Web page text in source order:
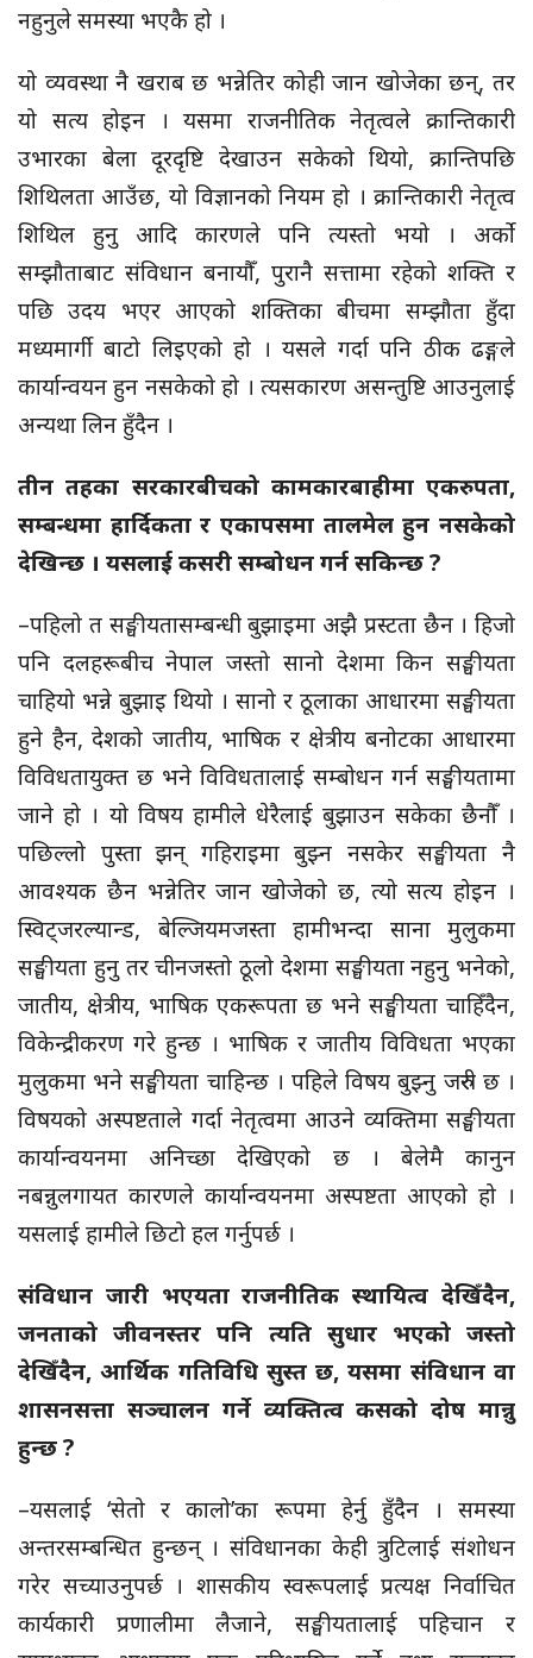
नहुनुले समस्या भएकै हो ।
यो व्यवस्था नै खराब छ भन्नेतिर कोही जान खोजेका छन्, तर
यो सत्य होइन । यसमा राजनीतिक नेतृत्वले क्रान्तिकारी
उभारका बेला दूरदृष्टि देखाउन सकेको थियो, क्रान्तिपछि
शिथिलता आउँछ, यो विज्ञानको नियम हो । क्रान्तिकारी नेतृत्व
शिथिल हुनु आदि कारणले पनि त्यस्तो भयो । अर्को
सम्झौताबाट संविधान बनायौँ, पुरानै सत्तामा रहेको शक्ति र
पछि उदय भएर आएको शक्तिका बीचमा सम्झौता हुँदा
मध्यमार्गी बाटो लिइएको हो । यसले गर्दा पनि ठीक ढङ्गले
कार्यान्वयन हुन नसकेको हो । त्यसकारण असन्तुष्टि आउनुलाई
अन्यथा लिन हुँदैन ।
तीन तहका सरकारबीचको कामकारबाहीमा एकरुपता,
सम्बन्धमा हार्दिकता र एकापसमा तालमेल हुन नसकेको
देखिन्छ । यसलाई कसरी सम्बोधन गर्न सकिन्छ ?
–पहिलो त सङ्घीयतासम्बन्धी बुझाइमा अझै प्रस्टता छैन । हिजो
पनि दलहरूबीच नेपाल जस्तो सानो देशमा किन सङ्घीयता
चाहियो भन्ने बुझाइ थियो । सानो र ठूलाका आधारमा सङ्घीयता
हुने हैन, देशको जातीय, भाषिक र क्षेत्रीय बनोटका आधारमा
विविधतायुक्त छ भने विविधतालाई सम्बोधन गर्न सङ्घीयतामा
जाने हो । यो विषय हामीले धेरैलाई बुझाउन सकेका छैनौँ ।
पछिल्लो पुस्ता झन् गहिराइमा बुझ्न नसकेर सङ्घीयता नै
आवश्यक छैन भन्नेतिर जान खोजेको छ, त्यो सत्य होइन ।
स्विट्जरल्यान्ड, बेल्जियमजस्ता हामीभन्दा साना मुलुकमा
सङ्घीयता हुनु तर चीनजस्तो ठूलो देशमा सङ्घीयता नहुनु भनेको,
जातीय, क्षेत्रीय, भाषिक एकरूपता छ भने सङ्घीयता चाहिँदैन,
विकेन्द्रीकरण गरे हुन्छ । भाषिक र जातीय विविधता भएका
मुलुकमा भने सङ्घीयता चाहिन्छ । पहिले विषय बुझ्नु जरुरी छ ।
विषयको अस्पष्टताले गर्दा नेतृत्वमा आउने व्यक्तिमा सङ्घीयता
कार्यान्वयनमा अनिच्छा देखिएको छ । बेलेमै कानुन
नबन्नुलगायत कारणले कार्यान्वयनमा अस्पष्टता आएको हो ।
यसलाई हामीले छिटो हल गर्नुपर्छ ।
संविधान जारी भएयता राजनीतिक स्थायित्व देखिँदैन,
जनताको जीवनस्तर पनि त्यति सुधार भएको जस्तो
देखिँदैन, आर्थिक गतिविधि सुस्त छ, यसमा संविधान वा
शासनसत्ता सञ्चालन गर्ने व्यक्तित्व कसको दोष मान्नु
हुन्छ ?
–यसलाई ‘सेतो र कालो’का रूपमा हेर्नु हुँदैन । समस्या
अन्तरसम्बन्धित हुन्छन् । संविधानका केही त्रुटिलाई संशोधन
गरेर सच्याउनुपर्छ । शासकीय स्वरूपलाई प्रत्यक्ष निर्वाचित
कार्यकारी प्रणालीमा लैजाने, सङ्घीयतालाई पहिचान र